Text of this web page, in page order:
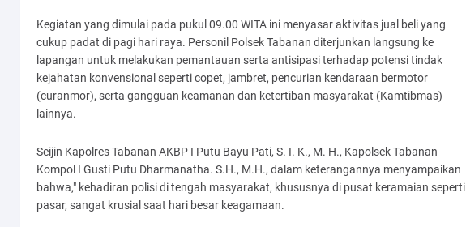
Kegiatan yang dimulai pada pukul 09.00 WITA ini menyasar aktivitas jual beli yang
cukup padat di pagi hari raya. Personil Polsek Tabanan diterjunkan langsung ke
lapangan untuk melakukan pemantauan serta antisipasi terhadap potensi tindak
kejahatan konvensional seperti copet, jambret, pencurian kendaraan bermotor
(curanmor), serta gangguan keamanan dan ketertiban masyarakat (Kamtibmas)
lainnya.
Seijin Kapolres Tabanan AKBP I Putu Bayu Pati, S. I. K., M. H., Kapolsek Tabanan
Kompol I Gusti Putu Dharmanatha. S.H., M.H., dalam keterangannya menyampaikan
bahwa," kehadiran polisi di tengah masyarakat, khususnya di pusat keramaian seperti
pasar, sangat krusial saat hari besar keagamaan.